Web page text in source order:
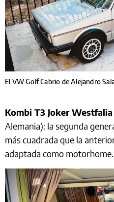
El VW Golf Cabrio de Alejandro
Kombi T3 Joker Westfalia
Alemania): la segunda
más cuadrada que la
adaptada como motorhome.